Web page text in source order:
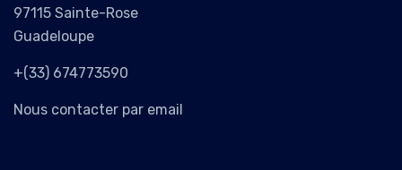
97115 Sainte-Rose
Guadeloupe
+(33) 674773590
Nous contacter par email